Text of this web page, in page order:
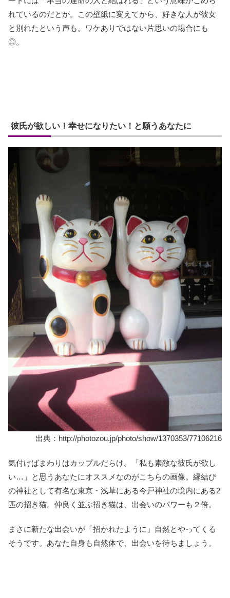
れているのだとか。この壁紙に変えてから、好きな人が彼女
と別れたという声も。ワケありではない片思いの場合にも
◎。
彼氏が欲しい！幸せになりたい！と願うあなたに
出典：http://photozou.jp/photo/show/1370353/77106216
気付けばまわりはカップルだらけ。「私も素敵な彼氏が欲し
い…」と思うあなたにオススメなのがこちらの画像。縁結び
の神社として有名な東京・浅草にある今戸神社の境内にある2
匹の招き猫。仲良く並ぶ招き猫は、出会いのパワーも２倍。
まさに新たな出会いが「招かれたように」自然とやってくる
そうです。あなた自身も自然体で、出会いを待ちましょう。